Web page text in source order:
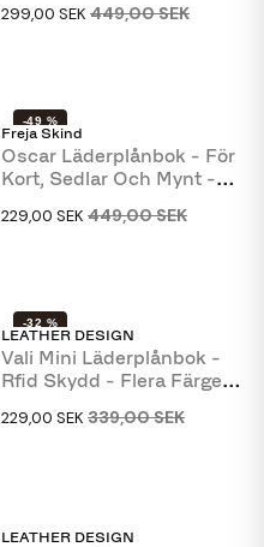
299,00 SEK 449,00 SEK
Freja Skind
Oscar Läderplånbok - För
Kort, Sedlar Och Mynt -
229,00 SEK 449,00 SEK
-49 %
LEATHER DESIGN
Vali Mini Läderplånbok -
Rfid Skydd - Flera Färger -
229,00 SEK 339,00 SEK
-32 %
LEATHER DESIGN